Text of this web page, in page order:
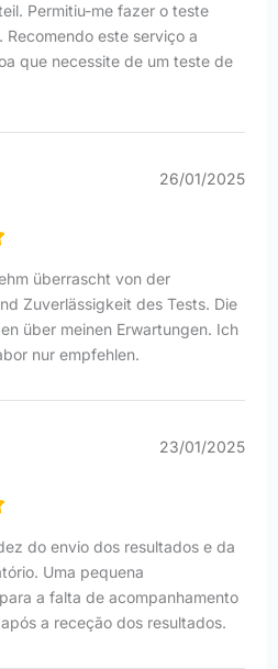
Permitiu-me fazer o teste
Recomendo este serviço a
que necessite de um teste de
26/01/2025
überrascht von der
Zuverlässigkeit des Tests. Die
über meinen Erwartungen. Ich
nur empfehlen.
23/01/2025
do envio dos resultados e da
Uma pequena
a falta de acompanhamento
a receção dos resultados.